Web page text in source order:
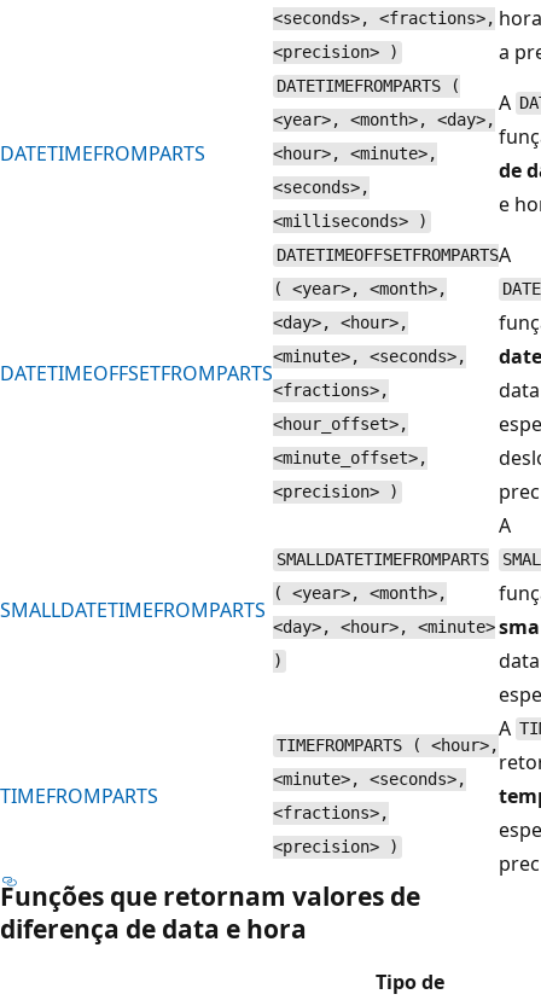
<seconds>, <fractions>,
<precision> )
a
DATETIMEFROMPARTS
DATETIMEFROMPARTS (
<year>, <month>, <day>,
<hour>, <minute>,
<seconds>,
<milliseconds> )
A
de
e
DATETIMEOFFSETFROMPARTS
DATETIMEOFFSETFROMPARTS
( <year>, <month>,
<day>, <hour>,
<minute>, <seconds>,
<fractions>,
<hour_offset>,
<minute_offset>,
<precision> )
A
SMALLDATETIMEFROMPARTS
SMALLDATETIMEFROMPARTS
( <year>, <month>,
<day>, <hour>, <minute>
)
A
TIMEFROMPARTS
TIMEFROMPARTS ( <hour>,
<minute>, <seconds>,
<fractions>,
<precision> )
A
Funções que retornam valores de
diferença de data e hora
Tipo de